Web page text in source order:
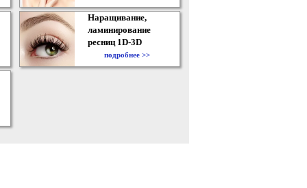
Наращивание,
ламинирование
ресниц 1D-3D
подробнее >>